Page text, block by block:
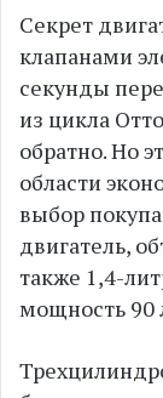
Секрет
клапанами
секунды
из цикла
обратно. Но
области
выбор
двигатель,
также 1,4-
мощность 90